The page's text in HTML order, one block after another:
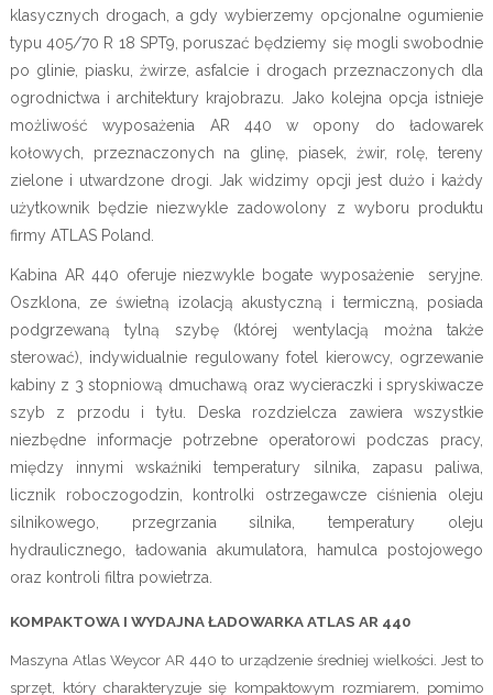
klasycznych drogach, a gdy wybierzemy opcjonalne ogumienie
typu 405/70 R 18 SPT9, poruszać będziemy się mogli swobodnie
po glinie, piasku, żwirze, asfalcie i drogach przeznaczonych dla
ogrodnictwa i architektury krajobrazu. Jako kolejna opcja istnieje
możliwość wyposażenia AR 440 w opony do ładowarek
kołowych, przeznaczonych na glinę, piasek, żwir, rolę, tereny
zielone i utwardzone drogi. Jak widzimy opcji jest dużo i każdy
użytkownik będzie niezwykle zadowolony z wyboru produktu
firmy ATLAS Poland.
Kabina AR 440 oferuje niezwykle bogate wyposażenie seryjne.
Oszklona, ze świetną izolacją akustyczną i termiczną, posiada
podgrzewaną tylną szybę (której wentylacją można także
sterować), indywidualnie regulowany fotel kierowcy, ogrzewanie
kabiny z 3 stopniową dmuchawą oraz wycieraczki i spryskiwacze
szyb z przodu i tyłu. Deska rozdzielcza zawiera wszystkie
niezbędne informacje potrzebne operatorowi podczas pracy,
między innymi wskaźniki temperatury silnika, zapasu paliwa,
licznik roboczogodzin, kontrolki ostrzegawcze ciśnienia oleju
silnikowego, przegrzania silnika, temperatury oleju
hydraulicznego, ładowania akumulatora, hamulca postojowego
oraz kontroli filtra powietrza.
KOMPAKTOWA I WYDAJNA ŁADOWARKA ATLAS AR 440
Maszyna Atlas Weycor AR 440 to urządzenie średniej wielkości. Jest to
sprzęt, który charakteryzuje się kompaktowym rozmiarem, pomimo